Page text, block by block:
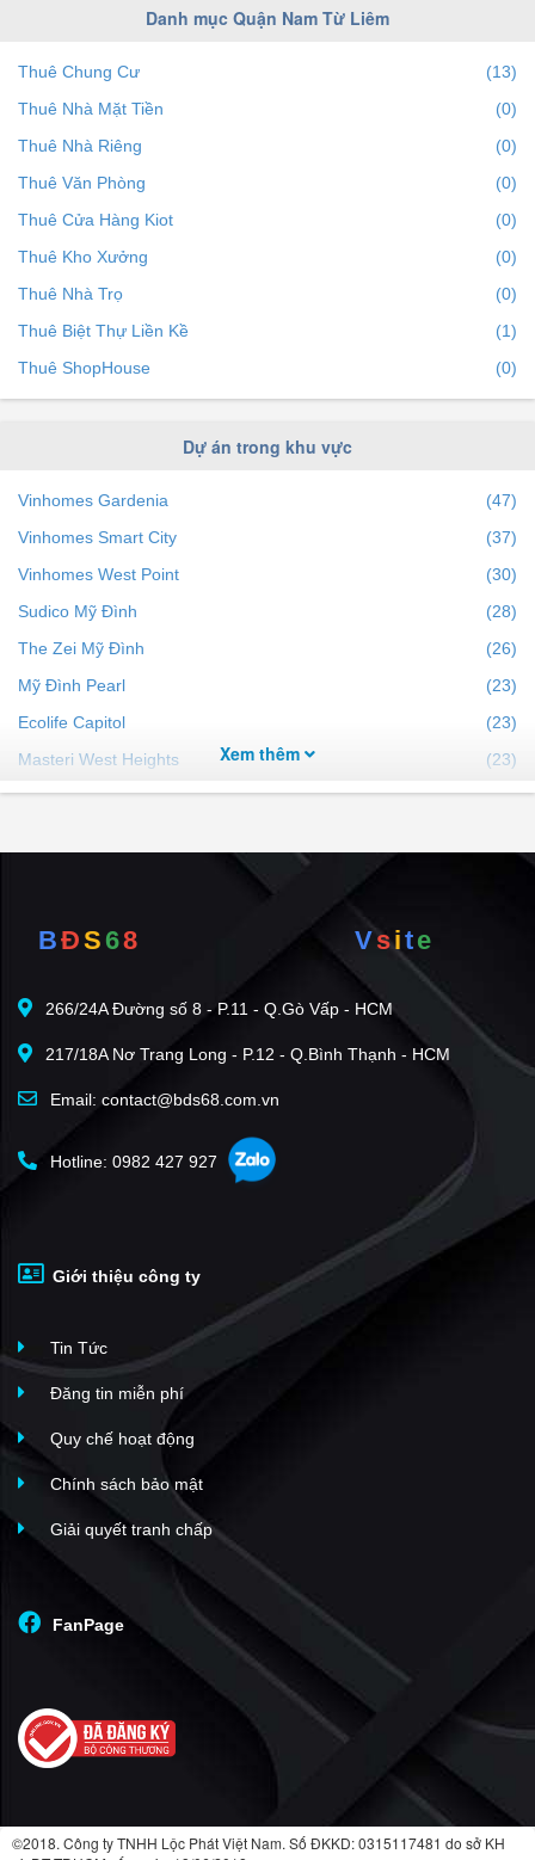
Phường Phương CanhDanh mục Quận Nam Từ Liêm
Thuê Chung Cư
(13)
Thuê Nhà Mặt Tiền
(0)
Thuê Nhà Riêng
(0)
Thuê Văn Phòng
(0)
Thuê Cửa Hàng Kiot
(0)
Thuê Kho Xưởng
(0)
Thuê Nhà Trọ
(0)
Thuê Biệt Thự Liền Kề
(1)
Thuê ShopHouse
(0)
Dự án trong khu vực
Vinhomes Gardenia
(47)
Vinhomes Smart City
(37)
Vinhomes West Point
(30)
Sudico Mỹ Đình
(28)
The Zei Mỹ Đình
(26)
Mỹ Đình Pearl
(23)
Ecolife Capitol
(23)
Masteri West Heights
(23)
Mon City - Hải Đăng City
(22)
Lumiere EverGreen
Sun Square
Vinhomes Green Bay Mễ Trì
(17)
The Sakura - Vinhomes Smart City
Golden Palace
The Matrix One
Iris Garden
The Sun Mễ Trì
Mỹ Đình II
An Bình Plaza
Khu đô thị Xuân Phương
Viwaseen Tower
Dolphin Plaza
Mỹ Đình Plaza 2
(9)
The Canopy Residences - Vinhomes Smart City
The Sapphire-Vinhomes Smart City
KĐT Mễ Trì Hạ
NHS Trung Văn
(8)
Xem thêm
BĐS68 Vsite
266/24A Đường số 8 - P.11 - Q.Gò Vấp - HCM
217/18A Nơ Trang Long - P.12 - Q.Bình Thạnh - HCM
Email: contact@bds68.com.vn
Hotline: 0982 427 927
Giới thiệu công ty
Tin Tức
Đăng tin miễn phí
Quy chế hoạt động
Chính sách bảo mật
Giải quyết tranh chấp
FanPage
©2018. Công ty TNHH Lộc Phát Việt Nam. Số ĐKKD: 0315117481 do sở KH